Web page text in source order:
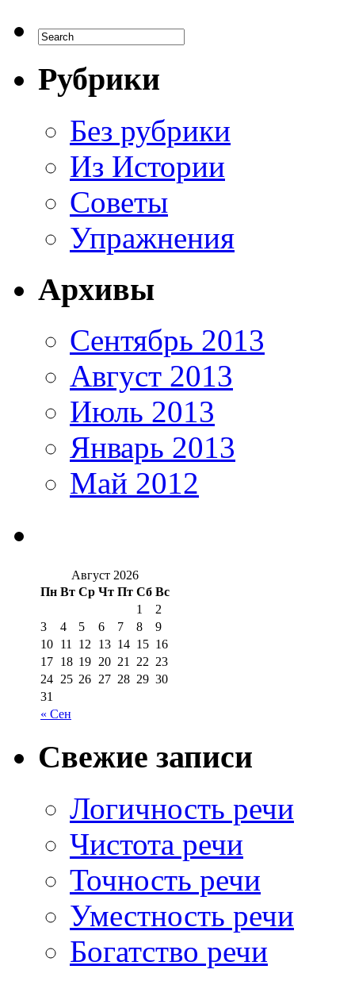
Рубрики
Без рубрики
Из Истории
Советы
Упражнения
Архивы
Сентябрь 2013
Август 2013
Июль 2013
Январь 2013
Май 2012
Август 2026
Пн Вт Ср Чт Пт Сб Вс
« Сен
1
2
3
4 5 6 7 8
9
10 11 12 13 14 15 16
17 18 19 20 21 22 23
24 25 26 27 28 29 30
31
Свежие записи
Логичность речи
Чистота речи
Точность речи
Уместность речи
Богатство речи